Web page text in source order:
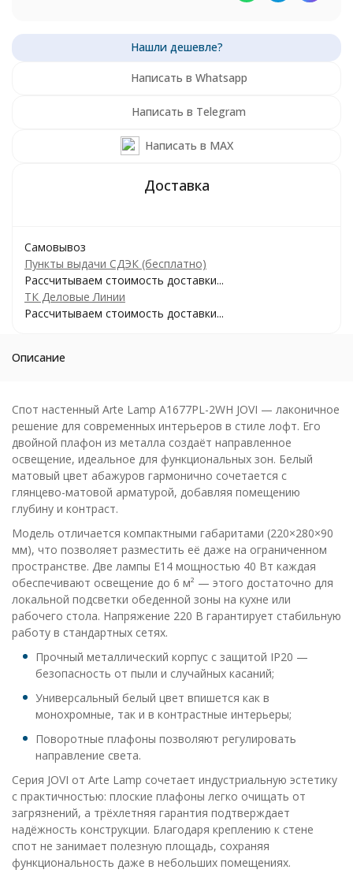
Написать в Whatsapp
Написать в Telegram
Написать в MAX
Самовывоз
Пункты выдачи СДЭК (бесплатно)
Рассчитываем стоимость доставки...
ТК Деловые Линии
Рассчитываем стоимость доставки...
Описание
Спот настенный Arte Lamp A1677PL-2WH JOVI — лаконичное
решение для современных интерьеров в стиле лофт. Его
двойной плафон из металла создаёт направленное
освещение, идеальное для функциональных зон. Белый
матовый цвет абажуров гармонично сочетается с
глянцево-матовой арматурой, добавляя помещению
глубину и контраст.
Модель отличается компактными габаритами (220×280×90
мм), что позволяет разместить её даже на ограниченном
пространстве. Две лампы E14 мощностью 40 Вт каждая
обеспечивают освещение до 6 м² — этого достаточно для
локальной подсветки обеденной зоны на кухне или
рабочего стола. Напряжение 220 В гарантирует стабильную
работу в стандартных сетях.
Прочный металлический корпус с защитой IP20 —
безопасность от пыли и случайных касаний;
Универсальный белый цвет впишется как в
монохромные, так и в контрастные интерьеры;
Поворотные плафоны позволяют регулировать
направление света.
Серия JOVI от Arte Lamp сочетает индустриальную эстетику
с практичностью: плоские плафоны легко очищать от
загрязнений, а трёхлетняя гарантия подтверждает
надёжность конструкции. Благодаря креплению к стене
спот не занимает полезную площадь, сохраняя
функциональность даже в небольших помещениях.